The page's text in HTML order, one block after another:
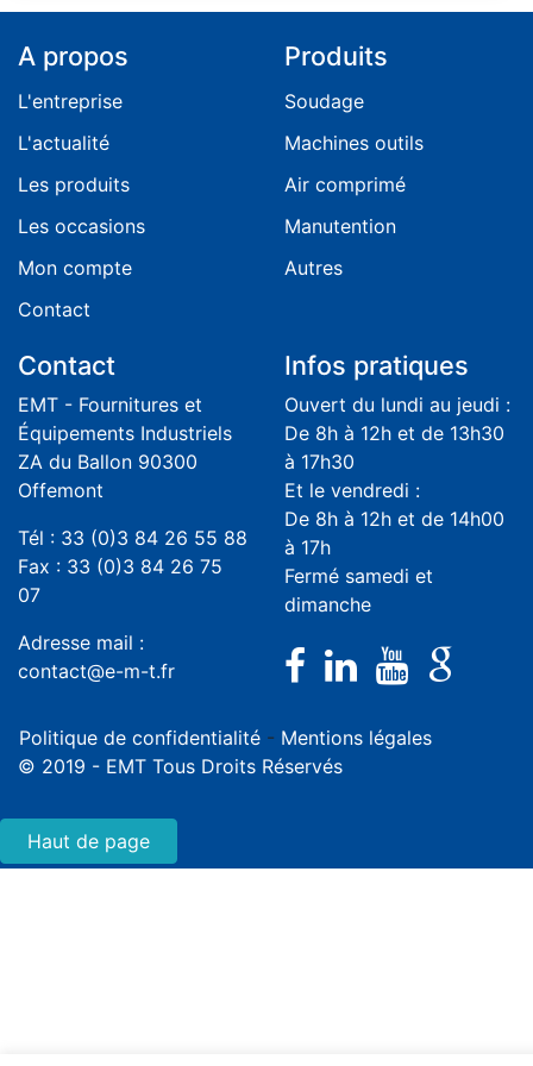
A propos
L'entreprise
L'actualité
Les produits
Les occasions
Mon compte
Contact
Produits
Soudage
Machines outils
Air comprimé
Manutention
Autres
Contact
EMT - Fournitures et
Équipements Industriels
ZA du Ballon 90300
Offemont
Tél : 33 (0)3 84 26 55 88
Fax : 33 (0)3 84 26 75
07
Adresse mail :
contact@e-m-t.fr
Infos pratiques
Ouvert du lundi au jeudi :
De 8h à 12h et de 13h30
à 17h30
Et le vendredi :
De 8h à 12h et de 14h00
à 17h
Fermé samedi et
dimanche
Politique de confidentialité - Mentions légales
© 2019 - EMT Tous Droits Réservés
Haut de page